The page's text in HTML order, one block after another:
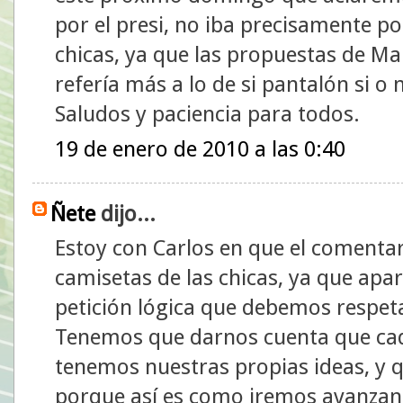
por el presi, no iba precisamente
chicas, ya que las propuestas de
refería más a lo de si pantalón si o
Saludos y paciencia para todos.
19 de enero de 2010 a las 0:40
Ñetedijo...
Estoy con Carlos en que el
camisetas de las chicas, ya que
petición lógica que debemos
Tenemos que darnos cuenta que
tenemos nuestras propias ideas, y
porque así es como iremos